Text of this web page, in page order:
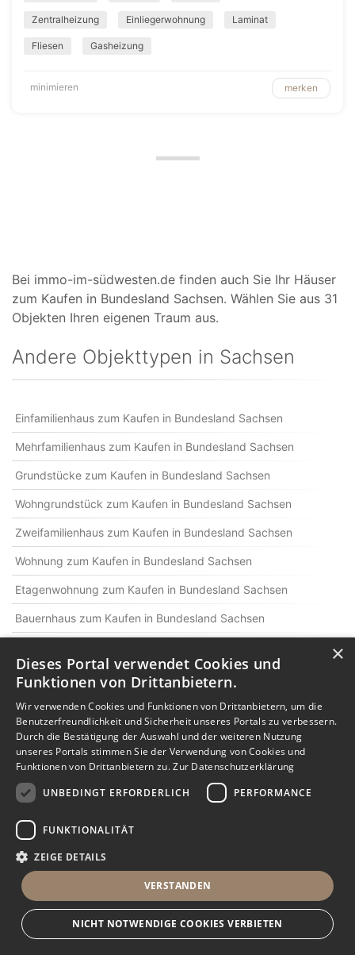
Zentralheizung Einliegerwohnung Laminat
Fliesen Gasheizung
minimieren merken
Bei immo-im-südwesten.de finden auch Sie Ihr Häuser
zum Kaufen in Bundesland Sachsen. Wählen Sie aus 31
Objekten Ihren eigenen Traum aus.
Andere Objekttypen in Sachsen
Einfamilienhaus zum Kaufen in Bundesland Sachsen
Mehrfamilienhaus zum Kaufen in Bundesland Sachsen
Grundstücke zum Kaufen in Bundesland Sachsen
Wohngrundstück zum Kaufen in Bundesland Sachsen
Zweifamilienhaus zum Kaufen in Bundesland Sachsen
Wohnung zum Kaufen in Bundesland Sachsen
Etagenwohnung zum Kaufen in Bundesland Sachsen
Bauernhaus zum Kaufen in Bundesland Sachsen
Erdgeschosswohnung zum Kaufen in Bundesland Sachsen
×
Dieses Portal verwendet Cookies und
Funktionen von Drittanbietern.
Wir verwenden Cookies und Funktionen von Drittanbietern, um die
Benutzerfreundlichkeit und Sicherheit unseres Portals zu verbessern.
Durch die Bestätigung der Auswahl und der weiteren Nutzung
unseres Portals stimmen Sie der Verwendung von Cookies und
Funktionen von Drittanbietern zu.Zur Datenschutzerklärung
UNBEDINGT ERFORDERLICH
PERFORMANCE
FUNKTIONALITÄT
ZEIGE DETAILS
VERSTANDEN
NICHT NOTWENDIGE COOKIES VERBIETEN